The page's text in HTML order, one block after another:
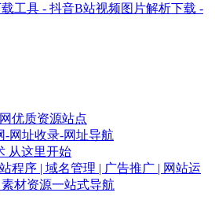
工具 - 抖音B站视频图片解析下载 -
优质资源站点
-网址收录-网址导航
从这里开始
程序 | 域名管理 | 广告推广 | 网站运
材资源一站式导航